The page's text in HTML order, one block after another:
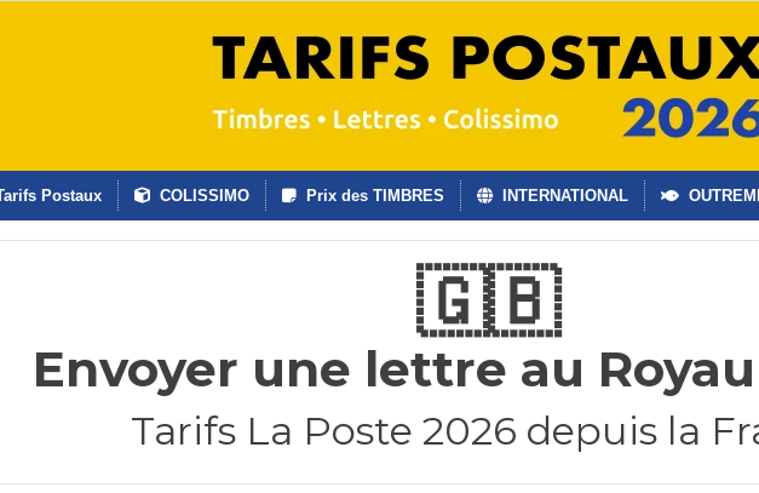
Postaux COLISSIMO Prix des TIMBRES INTERNATIONAL
🇬🇧
Envoyer une lettre au
Tarifs La Poste 2026 depuis la